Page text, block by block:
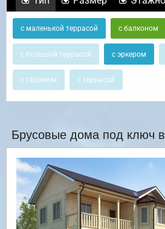
с маленькой террасой с балконом
с большой террасой с эркером
с гаражом с террасой
Брусовые дома под ключ